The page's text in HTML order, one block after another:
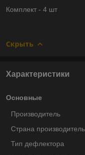
Комплект - 4 шт
Скрыть
Характеристики
Основные
Производитель
Страна производитель
Тип дефлектора